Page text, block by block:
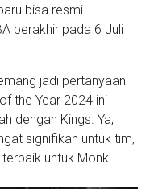
bisa resmi
berakhir pada 6 Juli
jadi pertanyaan
the Year 2024 ini
dengan Kings. Ya,
signifikan untuk tim,
untuk Monk.